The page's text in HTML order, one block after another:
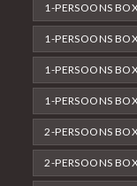
1-PERSOONS
1-PERSOONS
1-PERSOONS
1-PERSOONS
2-PERSOONS
2-PERSOONS